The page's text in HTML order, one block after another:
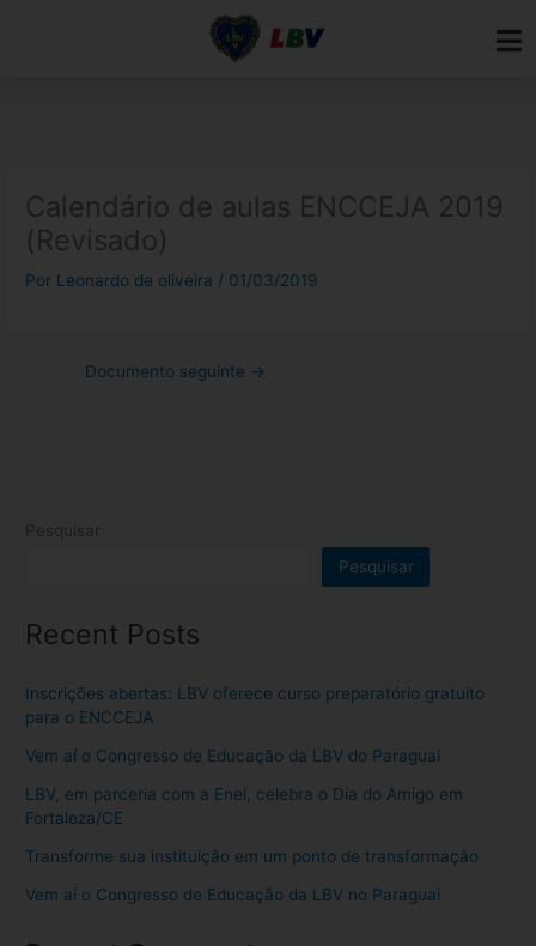
Calendário de aulas ENCCEJA 2019
(Revisado)
Por Leonardo de oliveira / 01/03/2019
Documento seguinte →
Pesquisar
Recent Posts
Inscrições abertas: LBV oferece curso preparatório gratuito
para o ENCCEJA
Vem aí o Congresso de Educação da LBV do Paraguai
LBV, em parceria com a Enel, celebra o Dia do Amigo em
Fortaleza/CE
Transforme sua instituição em um ponto de transformação
Vem aí o Congresso de Educação da LBV no Paraguai